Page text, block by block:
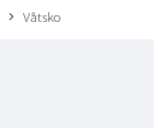
Våtsko